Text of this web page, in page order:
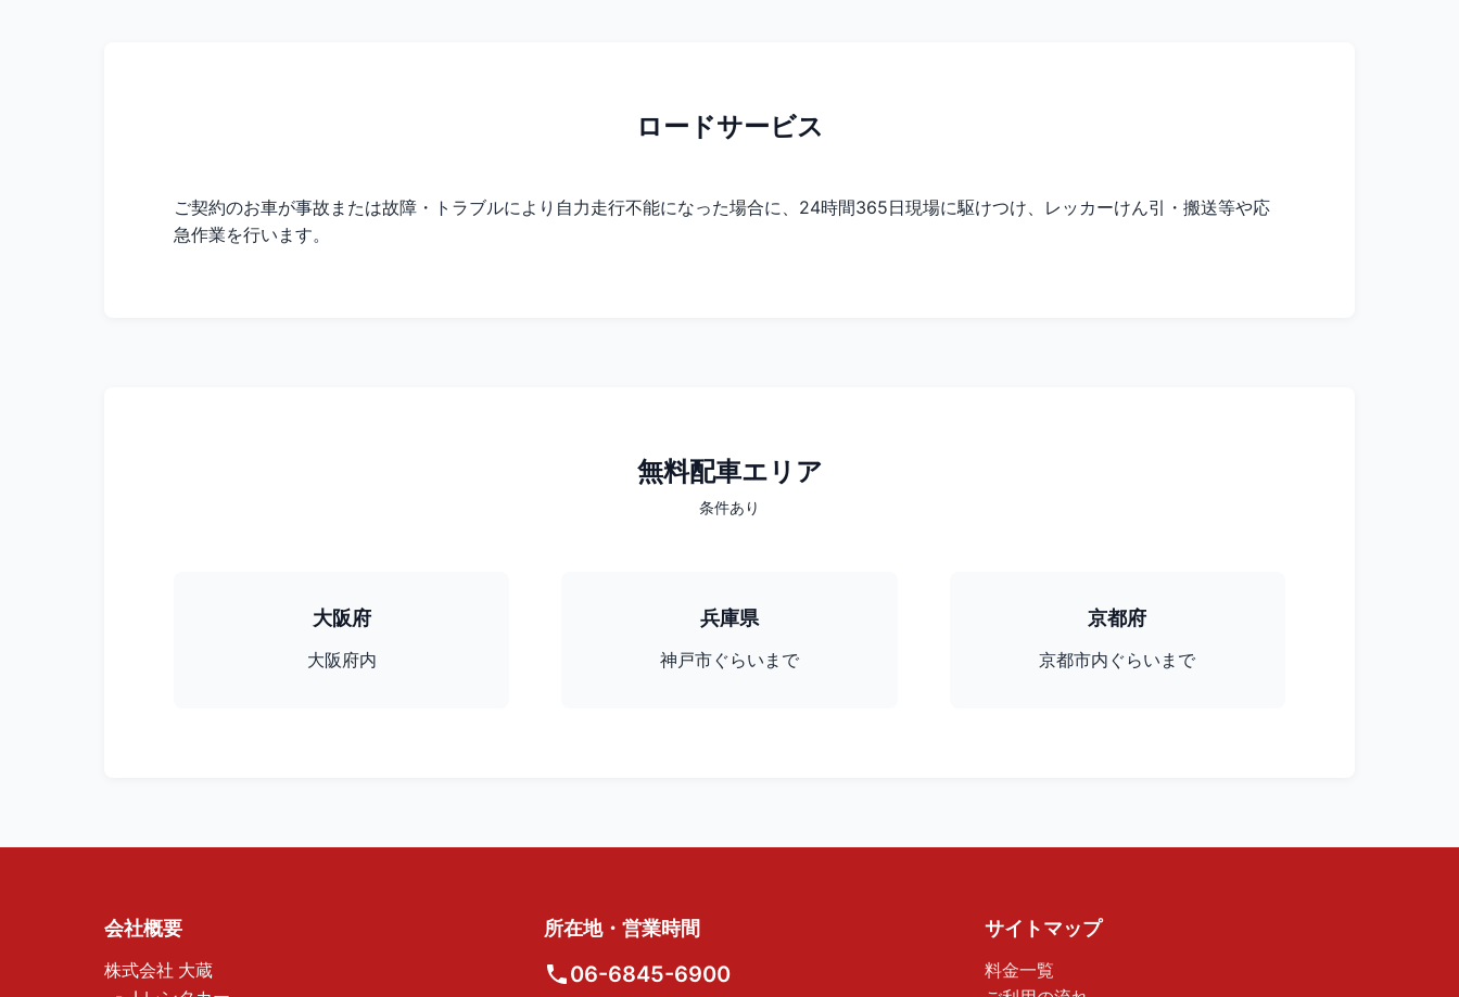
ロードサービス
ご契約のお車が事故または故障・トラブルにより自力走行不能になった場合に、24時間365日現場に駆けつけ、レッカーけん引・搬送等や応
急作業を行います。
無料配車エリア
条件あり
大阪府
大阪府内
兵庫県
神戸市ぐらいまで
京都府
京都市内ぐらいまで
会社概要
株式会社 大蔵
所在地・営業時間
06-6845-6900
サイトマップ
料金一覧